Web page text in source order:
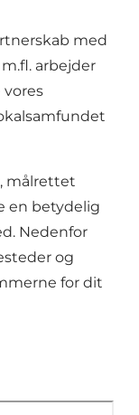
med
arbejder
målrettet
en betydelig
Nedenfor
og
for dit